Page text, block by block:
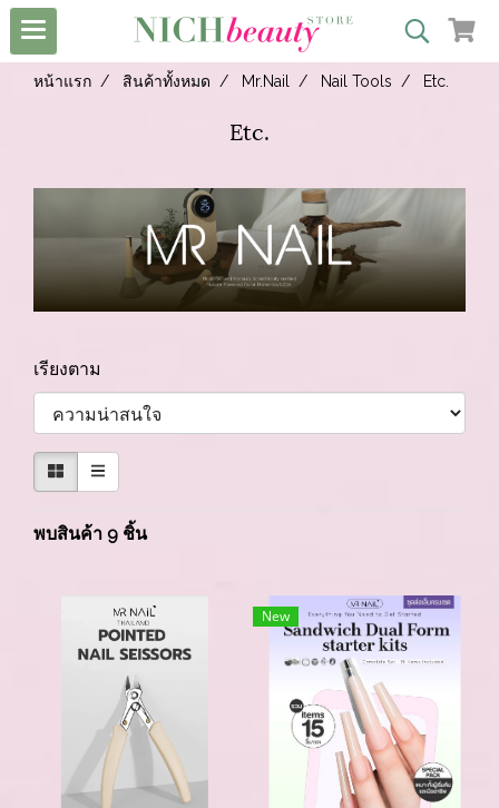
หน้าแรก สินค้าทั้งหมด Mr.Nail Nail Tools Etc.
Etc.
เรียงตาม
พบสินค้า 9 ชิ้น
New